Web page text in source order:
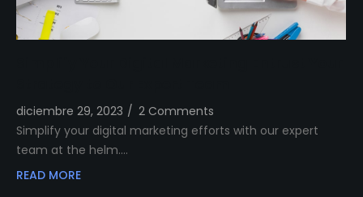
diciembre 29, 2023 / 2 Comments
Simplify your digital marketing efforts with our expert
team at the helm.…
READ MORE